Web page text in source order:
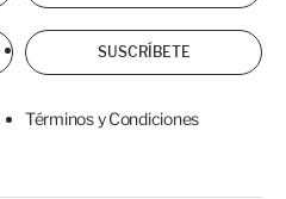
SUSCRÍBETE
Términos y Condiciones